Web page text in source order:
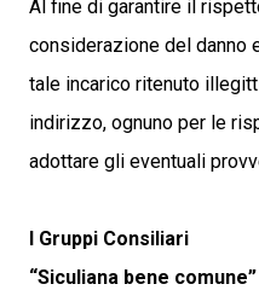
Al fine di garantire il
considerazione del danno
tale incarico ritenuto
indirizzo, ognuno per le
adottare gli eventuali
I Gruppi Consiliari
“Siculiana bene